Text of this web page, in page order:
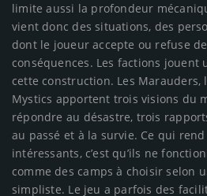
limite aussi la profondeur
vient donc des situations, des
dont le joueur accepte ou refuse
conséquences. Les factions
cette construction. Les Marauders,
Mystics apportent trois visions du
répondre au désastre, trois
au passé et à la survie. Ce qui
intéressants, c’est qu’ils ne
comme des camps à choisir selon
simpliste. Le jeu a parfois des